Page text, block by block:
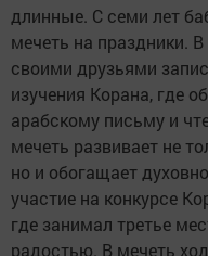
длинные. С семи лет
мечеть на праздники.
своими друзьями
изучения Корана, где
арабскому письму и
мечеть развивает не
но и обогащает
участие на конкурсе
где занимал третье
радостью. В мечеть